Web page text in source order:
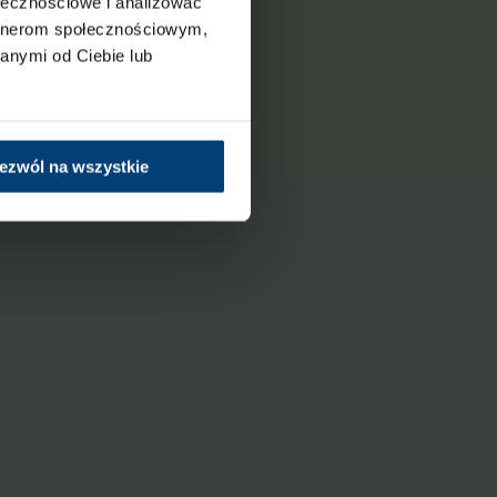
społecznościowym,
od Ciebie lub
na wszystkie